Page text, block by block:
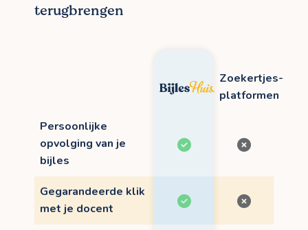
terugbrengen
Zoekertjes-
platformen
Persoonlijke
opvolging van je
bijles
Gegarandeerde klik
met je docent